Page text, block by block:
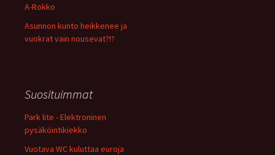
A-Rokko
Asunnon kunto heikkenee ja
vuokrat vain nousevat?!?
Suosituimmat
Park lite - Elektroninen
pysäköintikiekko
Vuotava WC kuluttaa euroja